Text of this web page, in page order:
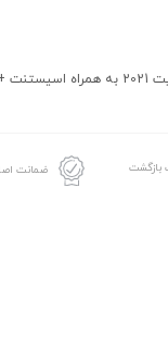
سایر توضیحات: ویندوز 7 سرویس پک 1 آپدیت 2021 به
ضمانت